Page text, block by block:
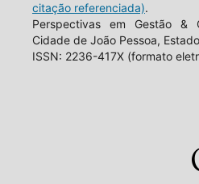
citação referenciada).
Perspectivas em Gestão &
Cidade de João Pessoa,
ISSN: 2236-417X (formato